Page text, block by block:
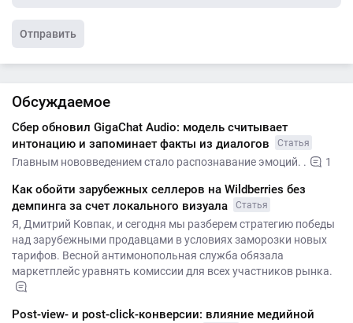
Отправить
Обсуждаемое
Сбер обновил GigaChat Audio: модель считывает
интонацию и запоминает факты из диалогов
Статья
Главным нововведением стало распознавание эмоций. . 1
Как обойти зарубежных селлеров на Wildberries без
демпинга за счет локального визуала
Статья
Я, Дмитрий Ковпак, и сегодня мы разберем стратегию победы
над зарубежными продавцами в условиях заморозки новых
тарифов. Весной антимонопольная служба обязала
маркетплейс уравнять комиссии для всех участников рынка.
Post-view- и post-click-конверсии: влияние медийной